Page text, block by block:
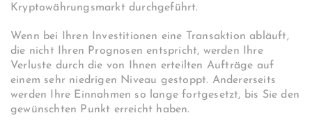
Kryptowährungsmarkt durchgeführt.
Wenn bei Ihren Investitionen eine Transaktion abläuft,
die nicht Ihren Prognosen entspricht, werden Ihre
Verluste durch die von Ihnen erteilten Aufträge auf
einem sehr niedrigen Niveau gestoppt. Andererseits
werden Ihre Einnahmen so lange fortgesetzt, bis Sie den
gewünschten Punkt erreicht haben.